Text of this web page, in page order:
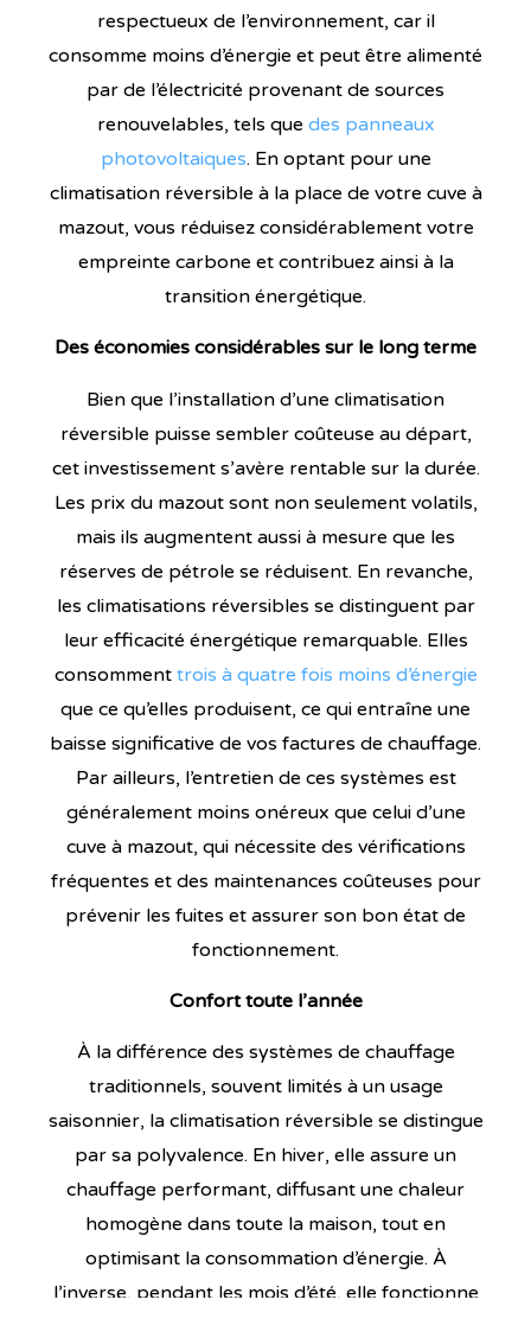
respectueux de l’environnement, car il
consomme moins d’énergie et peut être alimenté
par de l’électricité provenant de sources
renouvelables, tels que des panneaux
photovoltaiques. En optant pour une
climatisation réversible à la place de votre cuve à
mazout, vous réduisez considérablement votre
empreinte carbone et contribuez ainsi à la
transition énergétique.
Des économies considérables sur le long terme
Bien que l’installation d’une climatisation
réversible puisse sembler coûteuse au départ,
cet investissement s’avère rentable sur la durée.
Les prix du mazout sont non seulement volatils,
mais ils augmentent aussi à mesure que les
réserves de pétrole se réduisent. En revanche,
les climatisations réversibles se distinguent par
leur efficacité énergétique remarquable. Elles
consomment trois à quatre fois moins d’énergie
que ce qu’elles produisent, ce qui entraîne une
baisse significative de vos factures de chauffage.
Par ailleurs, l’entretien de ces systèmes est
généralement moins onéreux que celui d’une
cuve à mazout, qui nécessite des vérifications
fréquentes et des maintenances coûteuses pour
prévenir les fuites et assurer son bon état de
fonctionnement.
Confort toute l’année
À la différence des systèmes de chauffage
traditionnels, souvent limités à un usage
saisonnier, la climatisation réversible se distingue
par sa polyvalence. En hiver, elle assure un
chauffage performant, diffusant une chaleur
homogène dans toute la maison, tout en
optimisant la consommation d’énergie. À
l’inverse, pendant les mois d’été, elle fonctionne